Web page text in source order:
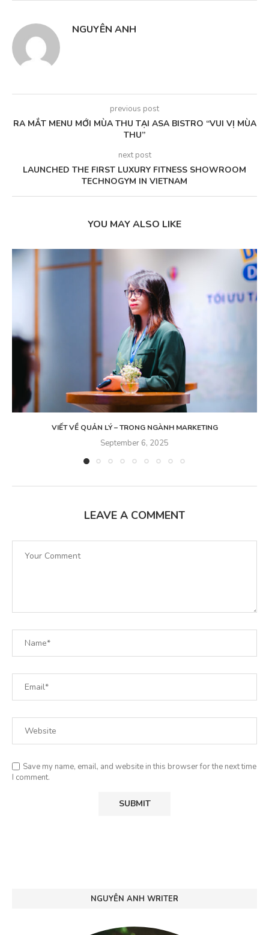
NGUYÊN ANH
previous post
RA MẮT MENU MỚI MÙA THU TẠI ASA BISTRO “VUI VỊ MÙA
THU”
next post
LAUNCHED THE FIRST LUXURY FITNESS SHOWROOM
TECHNOGYM IN VIETNAM
YOU MAY ALSO LIKE
VIẾT VỀ QUẢN LÝ – TRONG NGÀNH MARKETING
September 6, 2025
LEAVE A COMMENT
Save my name, email, and website in this browser for the next time
I comment.
NGUYÊN ANH WRITER